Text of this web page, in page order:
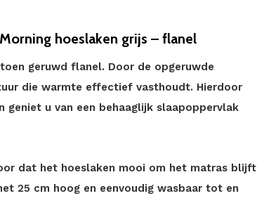
hoeslaken grijs – flanel
geruwd flanel. Door de opgeruwde
die warmte effectief vasthoudt. Hierdoor
u van een behaaglijk slaapoppervlak
dat het hoeslaken mooi om het matras blijft
25 cm hoog en eenvoudig wasbaar tot en